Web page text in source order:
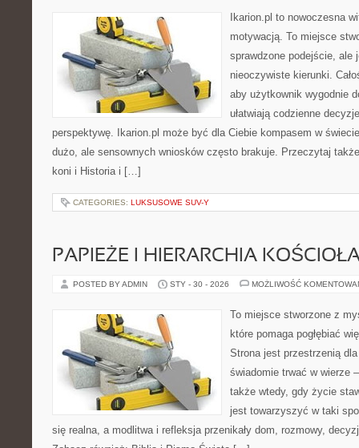
Ikarion.pl to nowoczesna
motywacją. To miejsce
sprawdzone podejście, ale
nieoczywiste kierunki.
aby użytkownik wygodnie
ułatwiają codzienne
perspektywę. Ikarion.pl może być dla Ciebie kompasem w
dużo, ale sensownych wniosków często brakuje. Przeczytaj
koni i Historia i […]
CATEGORIES: LUKSUSOWE SUV-Y
PAPIEŻE I HIERARCHIA
POSTED BY ADMIN STY - 30 - 2026 MOŻLIWOŚĆ
To miejsce stworzone z
które pomaga pogłębiać
Strona jest przestrzenią
świadomie trwać w wierze
także wtedy, gdy życie
jest towarzyszyć w taki
się realna, a modlitwa i refleksja przenikały dom, rozmowy,